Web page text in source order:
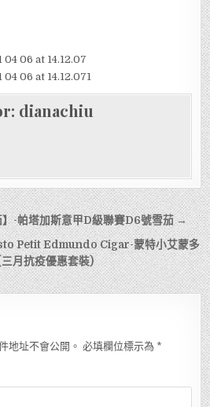
dianachiu
-帕塔加斯意甲D級聯賽D6號雪茄 →
Petit Edmundo Cigar-蒙特小艾蒙多
月抗疫優惠套裝)
地址不會公開。 必填欄位標示為 *